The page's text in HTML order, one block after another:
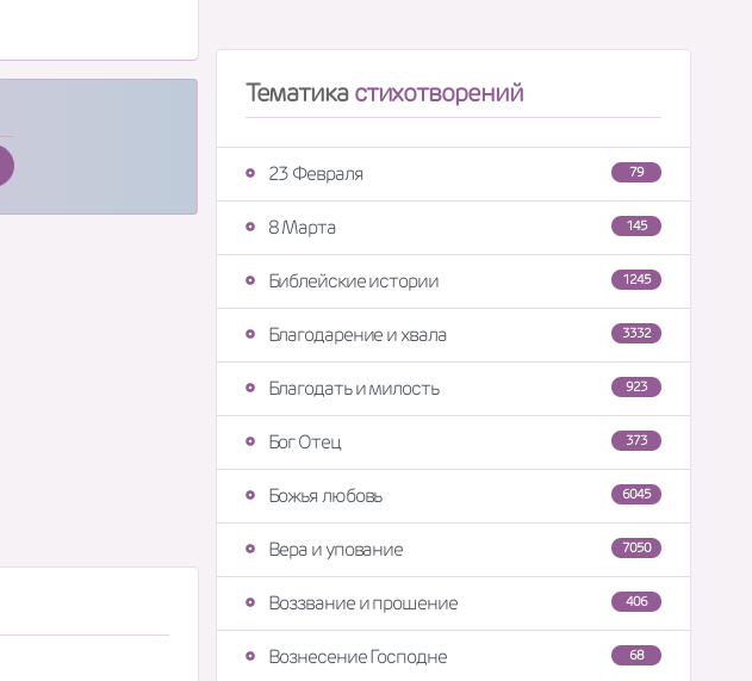
Тематикастихотворений
79
23 Февраля
145
8 Марта
1245
Библейские истории
3332
Благодарение и хвала
923
Благодать и милость
373
Бог Отец
6045
Божья любовь
7050
Вера и упование
406
Воззвание и прошение
68
Вознесение Господне